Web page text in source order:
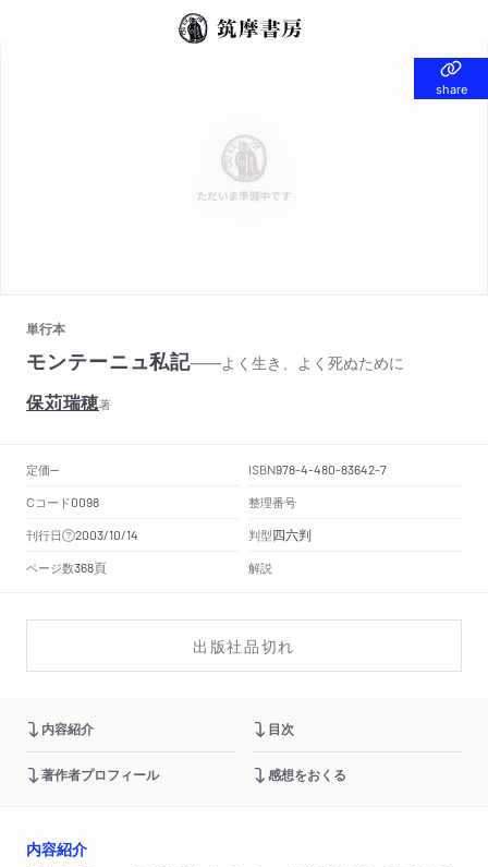
share
share
単行本
モンテーニュ私記——よく生き、よく死ぬために
保苅瑞穂著
定価-- ISBN978-4-480-83642-7
Cコード0098
整理番号
刊行日
2003/10/14 判型四六判
ページ数368頁 解説
出版社品切れ
内容紹介 目次
著作者プロフィール 感想をおくる
内容紹介